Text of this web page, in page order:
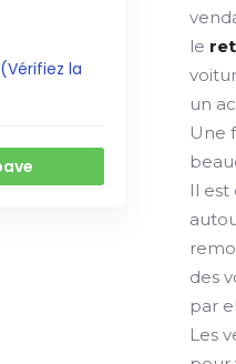
la
le
un
Une
Il est
des
par
Les